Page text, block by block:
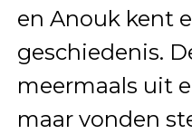
en Anouk kent
geschiedenis.
meermaals uit
maar vonden